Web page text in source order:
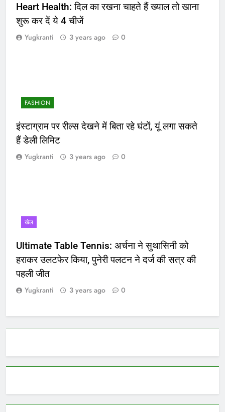
Heart Health: दिल का रखना चाहते हैं ख्याल तो खाना
शुरू कर दें ये 4 चीजें
Yugkranti 3 years ago 0
FASHION
इंस्टाग्राम पर रील्स देखने में बिता रहे घंटों, यूं लगा सकते
हैं डेली लिमिट
Yugkranti 3 years ago 0
खेल
Ultimate Table Tennis: अर्चना ने सुथासिनी को
हराकर उलटफेर किया, पुनेरी पलटन ने दर्ज की सत्र की
पहली जीत
Yugkranti 3 years ago 0